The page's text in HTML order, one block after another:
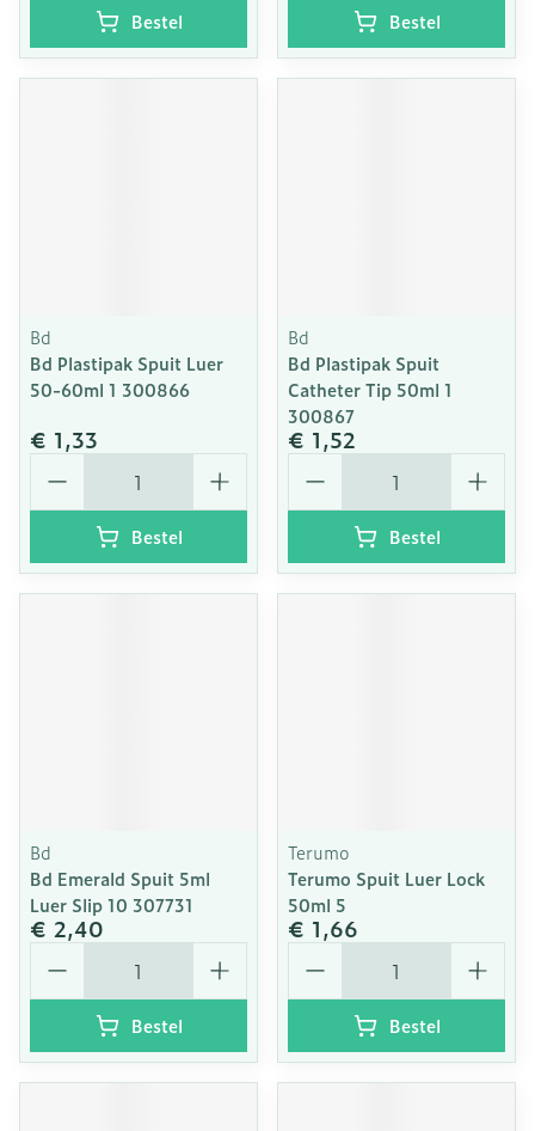
Bestel Bestel
Bd
Bd Plastipak Spuit Luer
50-60ml 1 300866
€ 1,33
Aantal
Bestel
Bd
Bd Plastipak Spuit
Catheter Tip 50ml 1
300867
€ 1,52
Aantal
Bestel
Bd
Bd Emerald Spuit 5ml
Luer Slip 10 307731
€ 2,40
Aantal
Bestel
Terumo
Terumo Spuit Luer Lock
50ml 5
€ 1,66
Aantal
Bestel